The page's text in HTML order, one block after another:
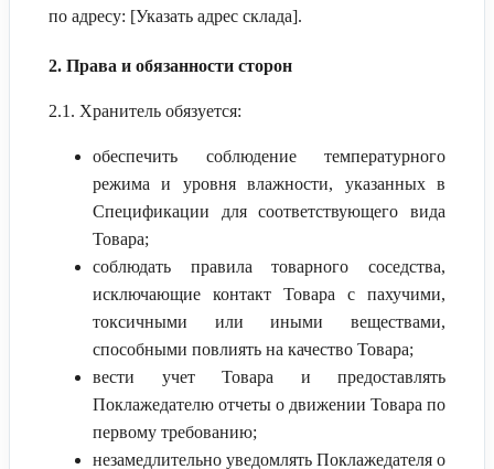
по адресу: [Указать адрес склада].
2. Права и обязанности сторон
2.1. Хранитель обязуется:
обеспечить соблюдение температурного
режима и уровня влажности, указанных в
Спецификации для соответствующего вида
Товара;
соблюдать правила товарного соседства,
исключающие контакт Товара с пахучими,
токсичными или иными веществами,
способными повлиять на качество Товара;
вести учет Товара и предоставлять
Поклажедателю отчеты о движении Товара по
первому требованию;
незамедлительно уведомлять Поклажедателя о